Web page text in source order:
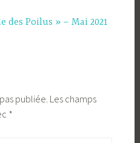
des Poilus » – Mai 2021
publiée. Les champs
*